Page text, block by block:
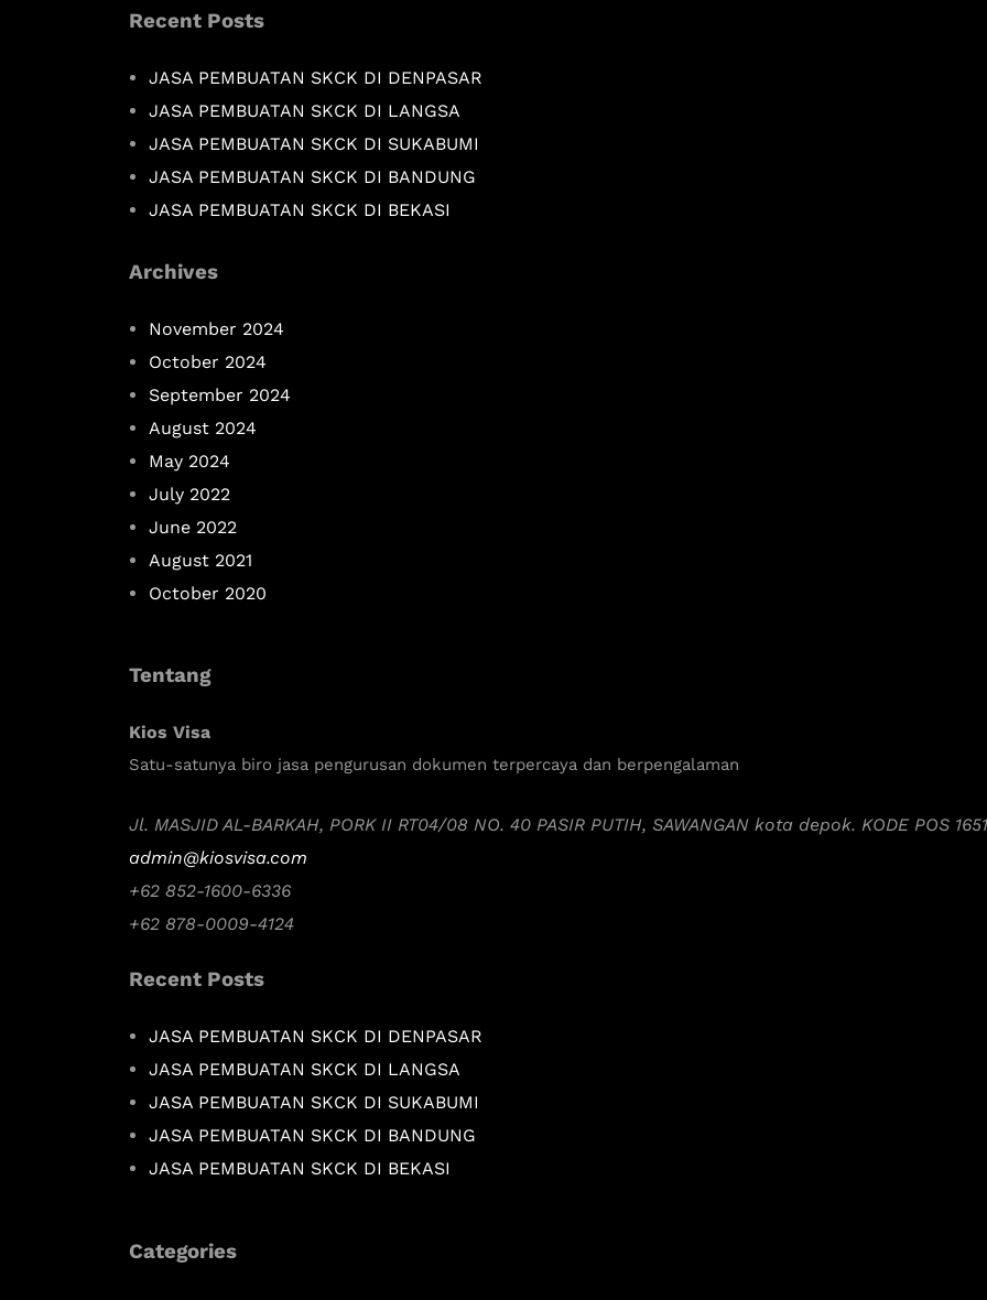
Recent Posts
JASA PEMBUATAN SKCK DI DENPASAR
JASA PEMBUATAN SKCK DI LANGSA
JASA PEMBUATAN SKCK DI SUKABUMI
JASA PEMBUATAN SKCK DI BANDUNG
JASA PEMBUATAN SKCK DI BEKASI
Archives
November 2024
October 2024
September 2024
August 2024
May 2024
July 2022
June 2022
August 2021
October 2020
Tentang
Kios Visa
Satu-satunya biro jasa pengurusan dokumen terpercaya dan berpengalaman
Jl. MASJID AL-BARKAH, PORK II RT04/08 NO. 40 PASIR PUTIH, SAWANGAN kota depok. KODE POS
admin@kiosvisa.com
+62 852-1600-6336
+62 878-0009-4124
Recent Posts
JASA PEMBUATAN SKCK DI DENPASAR
JASA PEMBUATAN SKCK DI LANGSA
JASA PEMBUATAN SKCK DI SUKABUMI
JASA PEMBUATAN SKCK DI BANDUNG
JASA PEMBUATAN SKCK DI BEKASI
Categories